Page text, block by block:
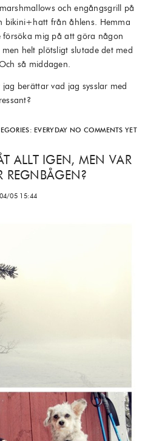
och engångsgrill på
bikini+hatt från åhlens. Hemma
försöka mig på att göra någon
helt plötsligt slutade det med
så middagen.
berättar vad jag sysslar med
EVERYDAY NO COMMENTS YET
ALLT IGEN, MEN VAR
REGNBÅGEN?
05 15:44